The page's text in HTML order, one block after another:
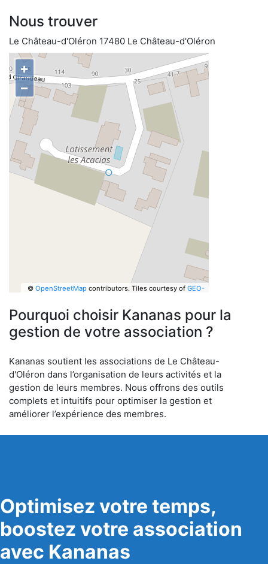
Nous trouver
Le Château-d'Oléron 17480 Le Château-d'Oléron
+
−
© OpenStreetMapcontributors. Tiles courtesy of GEO-
Pourquoi choisir Kananas pour la
gestion de votre association ?
Kananas soutient les associations de Le Château-
d'Oléron dans l’organisation de leurs activités et la
gestion de leurs membres. Nous offrons des outils
complets et intuitifs pour optimiser la gestion et
améliorer l’expérience des membres.
Optimisez votre temps,
boostez votre association
avec Kananas